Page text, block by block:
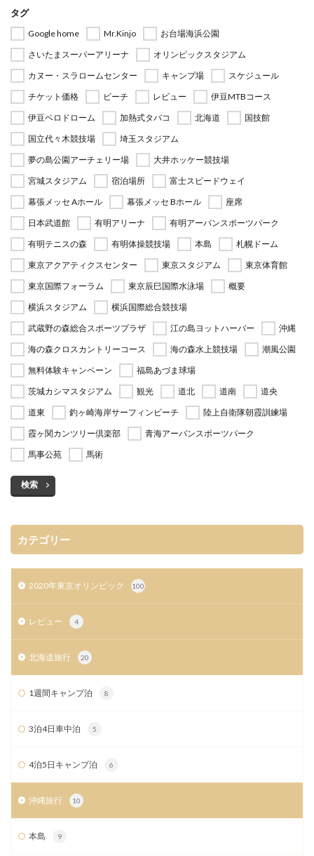
タグ
Google home Mr.Kinjo
お台場海浜公園
さいたまスーパーアリーナ
オリンピックスタジアム
カヌー・スラロームセンター
キャンプ場
スケジュール
チケット価格
ビーチ レビュー
伊豆MTBコース
伊豆ベロドローム
加熱式タバコ 北海道
国技館
国立代々木競技場
埼玉スタジアム
夢の島公園アーチェリー場
大井ホッケー競技場
宮城スタジアム
宿泊場所
富士スピードウェイ
幕張メッセ Aホール
幕張メッセ Bホール
座席
日本武道館
有明アリーナ
有明アーバンスポーツパーク
有明テニスの森
有明体操競技場 本島
札幌ドーム
東京アクアティクスセンター
東京スタジアム
東京体育館
東京国際フォーラム
東京辰巳国際水泳場
概要
横浜スタジアム
横浜国際総合競技場
武蔵野の森総合スポーツプラザ
江の島ヨットハーバー
沖縄
海の森クロスカントリーコース
海の森水上競技場
潮風公園
無料体験キャンペーン
福島あづま球場
茨城カシマスタジアム
観光 道北 道南
道央
道東
釣ヶ崎海岸サーフィンビーチ
陸上自衛隊朝霞訓練場
霞ヶ関カンツリー倶楽部
青海アーバンスポーツパーク
馬事公苑
馬術
検索
カテゴリー
2020年東京オリンピック 100
レビュー 4
北海道旅行 20
1週間キャンプ泊 8
3泊4日車中泊 5
4泊5日キャンプ泊 6
沖縄旅行 10
本島 9